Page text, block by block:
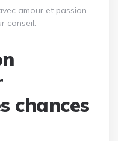
amour et passion.
conseil.
chances